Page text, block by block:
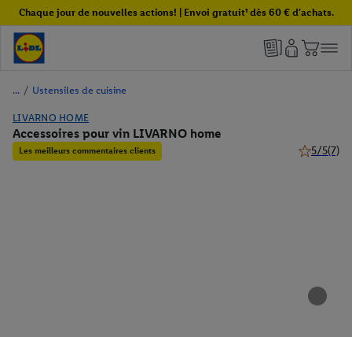
Chaque jour de nouvelles actions! | Envoi gratuit¹ dès 60 € d'achats.
/ Ustensiles de cuisine
LIVARNO HOME
Accessoires pour vin LIVARNO home
Les meilleurs commentaires clients 5/5(7)